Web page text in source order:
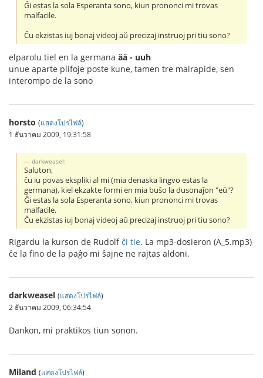
Ĝi estas la sola Esperanta sono, kiun prononci mi trovas
malfacile.
Ĉu ekzistas iuj bonaj videoj aŭ precizaj instruoj pri tiu sono?
elparolu tiel en la germana ää - uuh
unue aparte plifoje poste kune, tamen tre malrapide, sen
interompo de la sono
horsto (แสดงโปรไฟล์)
1 ธันวาคม 2009, 19:31:58
darkweasel:
Saluton,
ĉu iu povas ekspliki al mi (mia denaska lingvo estas la
germana), kiel ekzakte formi en mia buŝo la dusonaĵon "eŭ"?
Ĝi estas la sola Esperanta sono, kiun prononci mi trovas
malfacile.
Ĉu ekzistas iuj bonaj videoj aŭ precizaj instruoj pri tiu sono?
Rigardu la kurson de Rudolfĉi tie. La mp3-dosieron (A_5.mp3)
ĉe la fino de la paĝo mi ŝajne ne rajtas aldoni.
darkweasel (แสดงโปรไฟล์)
2 ธันวาคม 2009, 06:34:54
Dankon, mi praktikos tiun sonon.
Miland (แสดงโปรไฟล์)